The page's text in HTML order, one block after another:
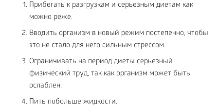
Прибегать к разгрузкам и серьезным диетам как
можно реже.
Вводить организм в новый режим постепенно, чтобы
это не стало для него сильным стрессом.
Ограничивать на период диеты серьезный
физический труд, так как организм может быть
ослаблен.
Пить побольше жидкости.